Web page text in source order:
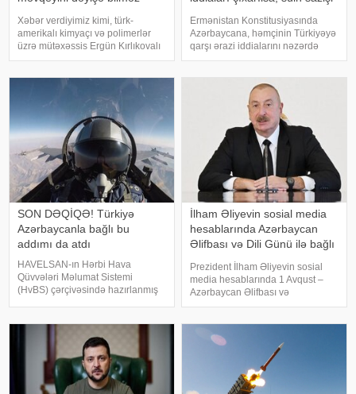
Xəbər verdiyimiz kimi, türk-
amerikalı kimyaçı və polimerlər
üzrə mütəxəssis Ergün Kırlıkovalı
Ruben Vardanyanı dəstəkləməsi
gəlməkdən imtina etməsi ilə
əlaqədar amerikalı risk
Ermənistan Konstitusiyasında
Azərbaycana, həmçinin Türkiyəyə
qarşı ərazi iddialarını nəzərdə
tutan maddə çıxarılmalıdır. Bunu
köməkçisi – Prezident
Administrasiyasının Xarici siyasət
məsələləri şöbəsini
SON DƏQİQƏ! Türkiyə
Azərbaycanla bağlı bu
addımı da atdı
HAVELSAN-ın Hərbi Hava
Qüvvələri Məlumat Sistemi
(HvBS) çərçivəsində hazırlanmış
inventarına daxil edilib. Türkiyə
mətbuatına istinadla bildirir ki,
Azərbaycan Hərb
İlham Əliyevin sosial media
hesablarında Azərbaycan
Əlifbası və Dili Günü ilə bağlı
paylaşım
Prezident İlham Əliyevin sosial
media hesablarında 1 Avqust –
Azərbaycan Əlifbası və
Azərbaycan Dili Günü ilə bağlı
milyondan çox insan üçün